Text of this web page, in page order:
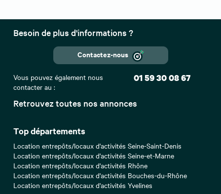
Retrouvez toutes nos annonces
Top départements
Location entrepôts/locaux d'activités Seine-Saint-Denis
Location entrepôts/locaux d'activités Seine-et-Marne
Location entrepôts/locaux d'activités Rhône
Location entrepôts/locaux d'activités Bouches-du-Rhône
Location entrepôts/locaux d'activités Yvelines
Besoin de plus d'informations ?
Contactez-nous
Vous pouvez également nous
contacter au :
01 59 30 08 67